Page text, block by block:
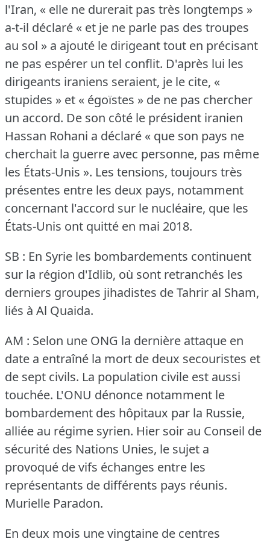
l'Iran, « elle ne durerait pas très longtemps »
a-t-il déclaré « et je ne parle pas des troupes
au sol » a ajouté le dirigeant tout en précisant
ne pas espérer un tel conflit. D'après lui les
dirigeants iraniens seraient, je le cite, «
stupides » et « égoïstes » de ne pas chercher
un accord. De son côté le président iranien
Hassan Rohani a déclaré « que son pays ne
cherchait la guerre avec personne, pas même
les États-Unis ». Les tensions, toujours très
présentes entre les deux pays, notamment
concernant l'accord sur le nucléaire, que les
États-Unis ont quitté en mai 2018.
SB : En Syrie les bombardements continuent
sur la région d'Idlib, où sont retranchés les
derniers groupes jihadistes de Tahrir al Sham,
liés à Al Quaida.
AM : Selon une ONG la dernière attaque en
date a entraîné la mort de deux secouristes et
de sept civils. La population civile est aussi
touchée. L'ONU dénonce notamment le
bombardement des hôpitaux par la Russie,
alliée au régime syrien. Hier soir au Conseil de
sécurité des Nations Unies, le sujet a
provoqué de vifs échanges entre les
représentants de différents pays réunis.
Murielle Paradon.
En deux mois une vingtaine de centres